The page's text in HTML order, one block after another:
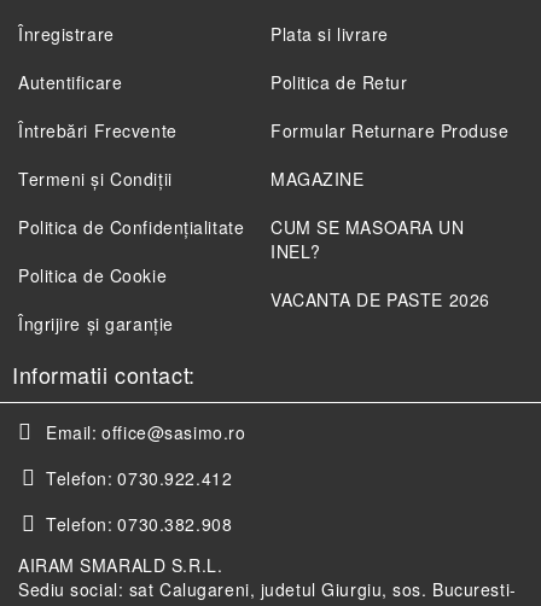
Înregistrare
Autentificare
Întrebări Frecvente
Plata si livrare
Politica de Retur
Formular Returnare Produse
Termeni și Condiții
Politica de Confidenţialitate
Politica de Cookie
Îngrijire și garanție
MAGAZINE
CUM SE MASOARA UN
INEL?
VACANTA DE PASTE 2026
Informatii contact:
Email: office@sasimo.ro
Telefon: 0730.922.412
Telefon: 0730.382.908
AIRAM SMARALD S.R.L.
Sediu social: sat Calugareni, judetul Giurgiu, sos. Bucuresti-